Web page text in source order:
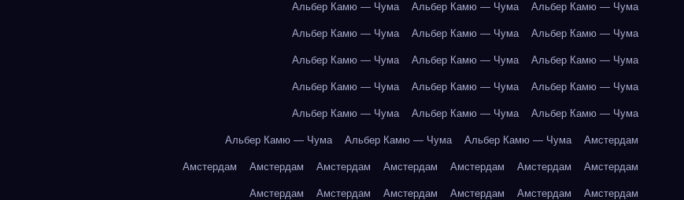
Альбер Камю — Чума Альбер Камю — Чума Альбер Камю — Чума
Альбер Камю — Чума Альбер Камю — Чума Альбер Камю — Чума
Альбер Камю — Чума Альбер Камю — Чума Альбер Камю — Чума
Альбер Камю — Чума Альбер Камю — Чума Альбер Камю — Чума
Альбер Камю — Чума Альбер Камю — Чума Альбер Камю — Чума
Альбер Камю — Чума Альбер Камю — Чума Альбер Камю — Чума Амстердам
Амстердам Амстердам Амстердам Амстердам Амстердам Амстердам Амстердам
Амстердам Амстердам Амстердам Амстердам Амстердам Амстердам